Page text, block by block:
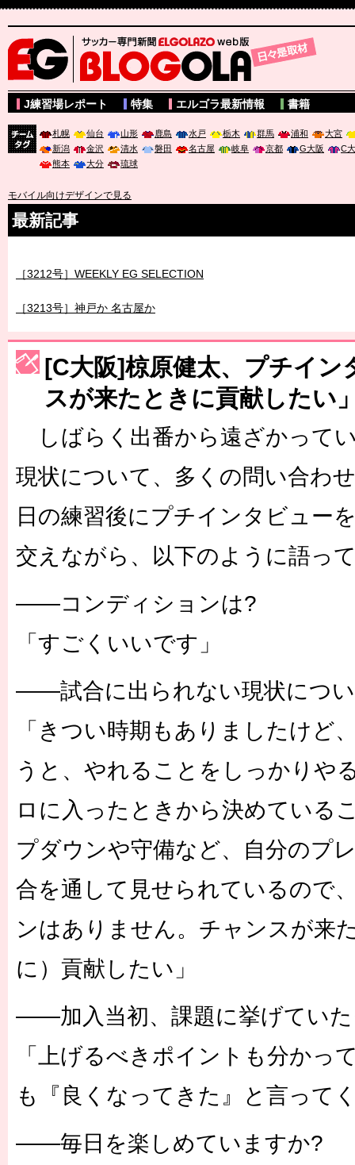
サッカー専門新聞ELGOLAZO web版 BLOGOLA
J練習場レポート 特集 エルゴラ最新情報 書籍
札幌 仙台 山形 鹿島 水戸 栃木 群馬 浦和
大宮
新潟
金沢 清水 磐田 名古屋 岐阜 京都 G大阪
C
熊本
大分 琉球
モバイル向けデザインで見る
最新記事
［3214号］WEST制覇
［3215号］WEEKLY EG SELECTION
［3216号］行く末占うラストワン
［3219号］特別な覇者へ 大逆転か連破か
［3220号］伝説の王者、黄金のシャーレ
[C大阪]椋原健太、プチイン
スが来たときに貢献したい
しばらく出番から遠ざかって
現状について、多くの問い合わ
日の練習後にプチインタビュー
交えながら、以下のように語っ
――コンディションは?
「すごくいいです」
――試合に出られない現状につ
「きつい時期もありましたけど
うと、やれることをしっかりや
ロに入ったときから決めている
プダウンや守備など、自分のプ
合を通して見せられているので
ンはありません。チャンスが来
に）貢献したい」
――加入当初、課題に挙げてい
「上げるべきポイントも分かっ
も『良くなってきた』と言って
――毎日を楽しめていますか?